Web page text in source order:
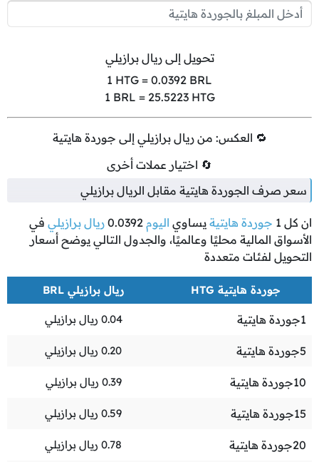
تحويل إلى ريال برازيلي
1 HTG = 0.0392 BRL
1 BRL = 25.5223HTG
🔁 العكس: من ريال برازيلي إلى جوردة هايتية
🔄 اختيار عملات أخرى
سعر صرف الجوردة هايتية مقابل الريال برازيلي
ان كل 1 جوردة هايتية يساوي اليوم 0.0392 ريال برازيلي في
الأسواق المالية محليًا وعالميًا، والجدول التالي يوضح أسعار
التحويل لفئات متعددة
جوردة هايتية HTG ريال برازيلي BRL
1جوردة هايتية 0.04 ريال برازيلي
5جوردة هايتية 0.20 ريال برازيلي
10جوردة هايتية 0.39 ريال برازيلي
15جوردة هايتية 0.59 ريال برازيلي
20جوردة هايتية 0.78 ريال برازيلي